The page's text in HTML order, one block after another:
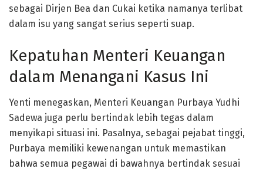
sebagai Dirjen Bea dan Cukai ketika namanya terlibat
dalam isu yang sangat serius seperti suap.
Kepatuhan Menteri Keuangan
dalam Menangani Kasus Ini
Yenti menegaskan, Menteri Keuangan Purbaya Yudhi
Sadewa juga perlu bertindak lebih tegas dalam
menyikapi situasi ini. Pasalnya, sebagai pejabat tinggi,
Purbaya memiliki kewenangan untuk memastikan
bahwa semua pegawai di bawahnya bertindak sesuai